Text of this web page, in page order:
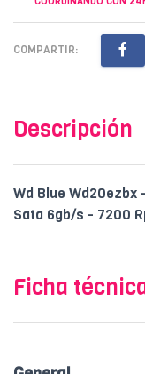
COMPARTIR:
Descripción
Wd Blue
Sata 6gb/s - 7200
Ficha